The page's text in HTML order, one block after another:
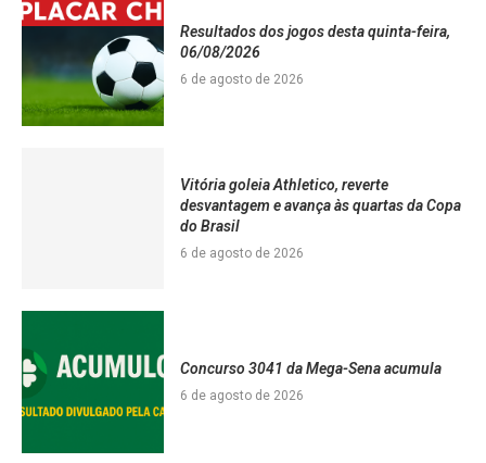
Resultados dos jogos desta quinta-feira,
06/08/2026
6 de agosto de 2026
Vitória goleia Athletico, reverte
desvantagem e avança às quartas da Copa
do Brasil
6 de agosto de 2026
Concurso 3041 da Mega-Sena acumula
6 de agosto de 2026